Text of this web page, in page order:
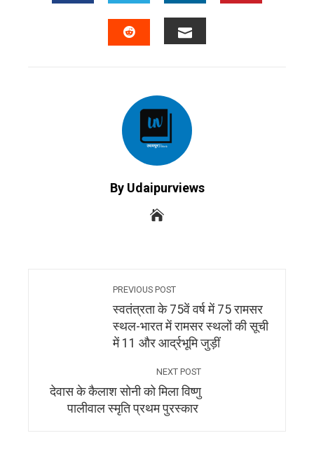
FACEBOOKTWITTERLINKEDIN
By Udaipurviews
PREVIOUS POST
स्वतंत्रता के 75वें वर्ष में 75 रामसर
स्थल-भारत में रामसर स्‍थलों की सूची
में 11 और आर्द्रभूमि जुड़ीं
NEXT POST
देवास के कैलाश सोनी को मिला विष्णु
पालीवाल स्मृति प्रथम पुरस्कार